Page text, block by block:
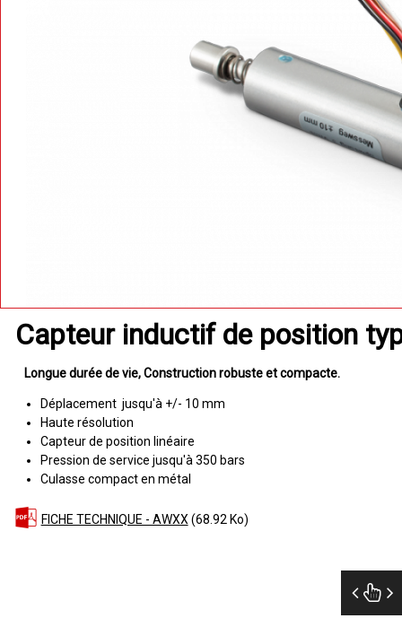
Capteur inductif de position
Longue durée de vie Construction robuste et compacte
Déplacement jusqu'à +/- 10 mm
Haute résolution
Capteur de position linéaire
Pression de service jusqu'à 350 bars
Culasse compact en métal
FICHE TECHNIQUE - AWXX (68.92 Ko)